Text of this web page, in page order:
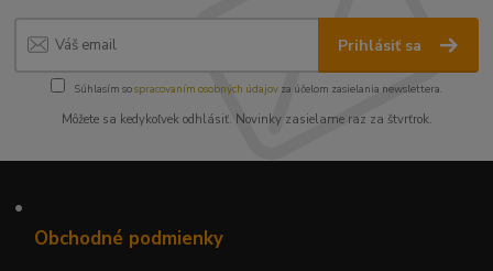
Prihlásiť sa
Súhlasím sospracovaním osobných údajov za účelom zasielania newslettera.
Môžete sa kedykoľvek odhlásiť. Novinky zasielame raz za štvrťrok.
•
Obchodné podmienky